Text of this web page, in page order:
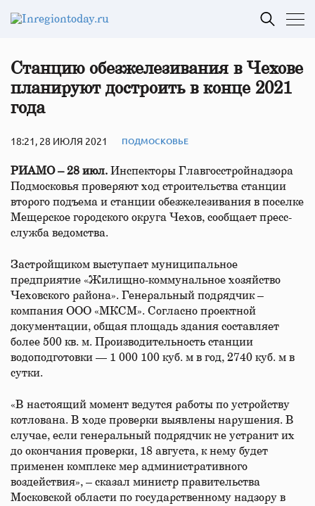
Станцию обезжелезивания в Чехове
планируют достроить в конце 2021
года
18:21, 28 ИЮЛЯ 2021 ПОДМОСКОВЬЕ
РИАМО – 28 июл. Инспекторы Главгосстройнадзора
Подмосковья проверяют ход строительства станции
второго подъема и станции обезжелезивания в поселке
Мещерское городского округа Чехов, сообщает пресс-
служба ведомства.
Застройщиком выступает муниципальное
предприятие «Жилищно-коммунальное хозяйство
Чеховского района». Генеральный подрядчик –
компания ООО «МКСМ». Согласно проектной
документации, общая площадь здания составляет
более 500 кв. м. Производительность станции
водоподготовки — 1 000 100 куб. м в год, 2740 куб. м в
сутки.
«В настоящий момент ведутся работы по устройству
котлована. В ходе проверки выявлены нарушения. В
случае, если генеральный подрядчик не устранит их
до окончания проверки, 18 августа, к нему будет
применен комплекс мер административного
воздействия», – сказал министр правительства
Московской области по государственному надзору в